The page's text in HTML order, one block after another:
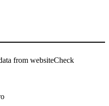
from websiteCheck